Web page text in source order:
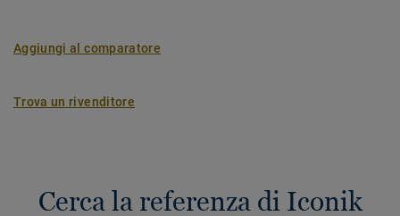
Aggiungi al comparatore
Trova un rivenditore
Cerca la referenza di Iconik